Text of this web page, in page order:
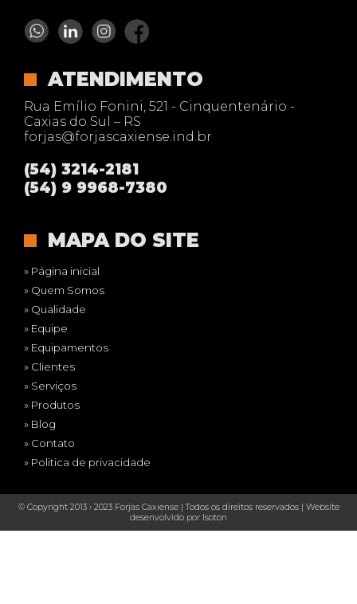
ATENDIMENTO
Rua Emílio Fonini, 521 - Cinquentenário -
Caxias do Sul – RS
forjas@forjascaxiense.ind.br
(54) 3214-2181
(54) 9 9968-7380
MAPA DO SITE
» Página inicial
» Quem Somos
» Qualidade
» Equipe
» Equipamentos
» Clientes
» Serviços
» Produtos
» Blog
» Contato
» Politica de privacidade
© Copyright 2013 › 2023 Forjas Caxiense | Todos os direitos reservados | Website
desenvolvido por Isoton